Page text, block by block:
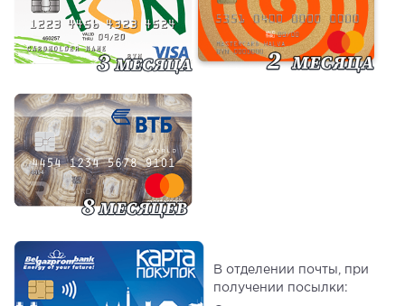
В отделении почты, при
получении посылки: